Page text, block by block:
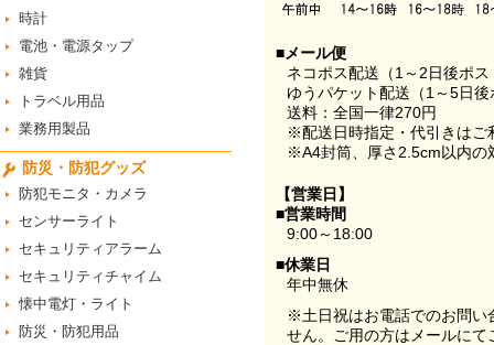
時計
電池・電源タップ
雑貨
トラベル用品
業務用製品
防災・防犯グッズ
防犯モニタ・カメラ
センサーライト
セキュリティアラーム
セキュリティチャイム
懐中電灯・ライト
防災・防犯用品
■メール便
ネコポス配送（1～2日後ポ
ゆうパケット配送（1～5日
送料：全国一律270円
※配送日時指定・代引きはご
※A4封筒、厚さ2.5cm以内の
【営業日】
■営業時間
9:00～18:00
■休業日
年中無休
※土日祝はお電話でのお問い
せん。ご用の方はメールに